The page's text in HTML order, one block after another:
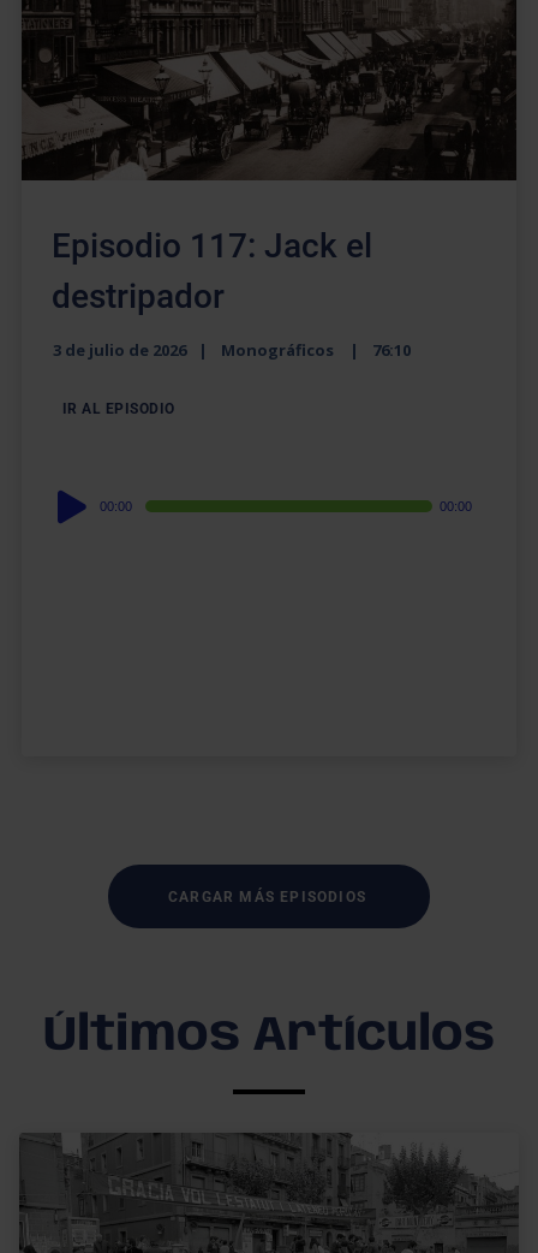
Episodio 117: Jack el
destripador
3 de julio de 2026 Monográficos 76:10
IR AL EPISODIO
Audio
Player
00:00 00:00
CARGAR MÁS EPISODIOS
Últimos Artículos